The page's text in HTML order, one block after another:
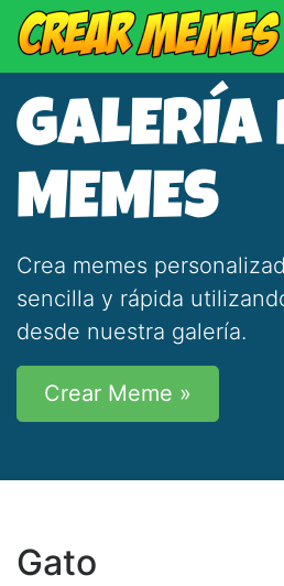
GALERÍA
MEMES
Crea memes
sencilla y rápida
desde nuestra galería.
Crear Meme »
Gato